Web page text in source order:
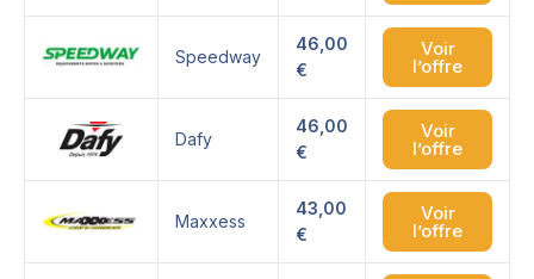
Speedway
46,00
€
Voir
l’offre
Dafy
46,00
€
Voir
l’offre
Maxxess
43,00
€
Voir
l’offre